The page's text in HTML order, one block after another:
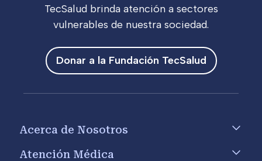
TecSalud brinda atención a sectores
vulnerables de nuestra sociedad.
Donar a la Fundación TecSalud
Acerca de Nosotros
Atención Médica